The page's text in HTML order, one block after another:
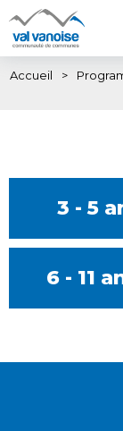
Accueil >
3 - 5
6 - 11